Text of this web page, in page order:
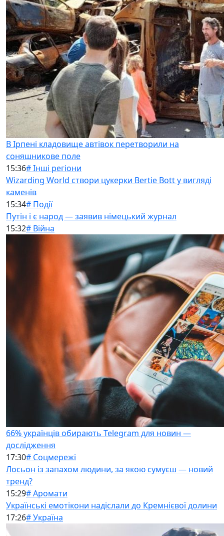
В Ірпені кладовище автівок перетворили на
соняшникове поле
15:36# Інші регіони
Wizarding World створи цукерки Bertie Bott у вигляді
каменів
15:34# Події
Путін і є народ — заявив німецький журнал
15:32# Війна
66% українців обирають Telegram для новин —
дослідження
17:30# Соцмережі
Лосьон із запахом людини, за якою сумуєш — новий
тренд?
15:29# Аромати
Українські емотікони надіслали до Кремнієвої долини
17:26# Україна